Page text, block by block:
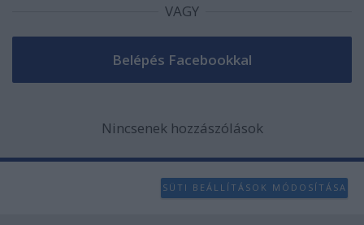
VAGY
Nincsenek hozzászólások
SÜTI BEÁLLÍTÁSOK MÓDOSÍTÁSA